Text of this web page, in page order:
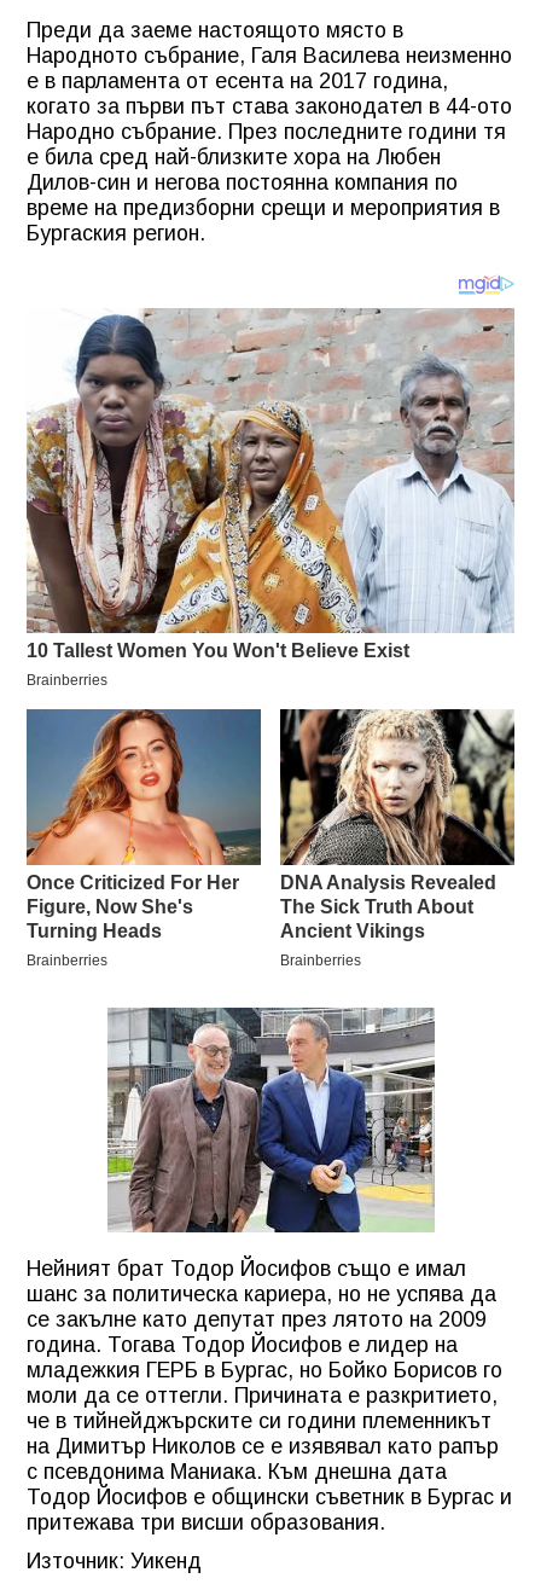
Преди да заеме настоящото място в
Народното събрание, Галя Василева неизменно
е в парламента от есента на 2017 година,
когато за първи път става законодател в 44-ото
Народно събрание. През последните години тя
е била сред най-близките хора на Любен
Дилов-син и негова постоянна компания по
време на предизборни срещи и мероприятия в
Бургаския регион.
Нейният брат Тодор Йосифов също е имал
шанс за политическа кариера, но не успява да
се закълне като депутат през лятото на 2009
година. Тогава Тодор Йосифов е лидер на
младежкия ГЕРБ в Бургас, но Бойко Борисов го
моли да се оттегли. Причината е разкритието,
че в тийнейджърските си години племенникът
на Димитър Николов се е изявявал като рапър
с псевдонима Маниака. Към днешна дата
Тодор Йосифов е общински съветник в Бургас и
притежава три висши образования.
Източник: Уикенд